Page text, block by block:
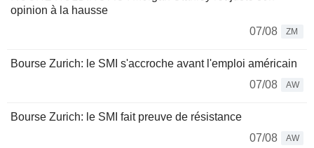
opinion à la hausse
07/08
ZM
Bourse Zurich: le SMI s'accroche avant l'emploi américain
07/08
AW
Bourse Zurich: le SMI fait preuve de résistance
07/08
AW